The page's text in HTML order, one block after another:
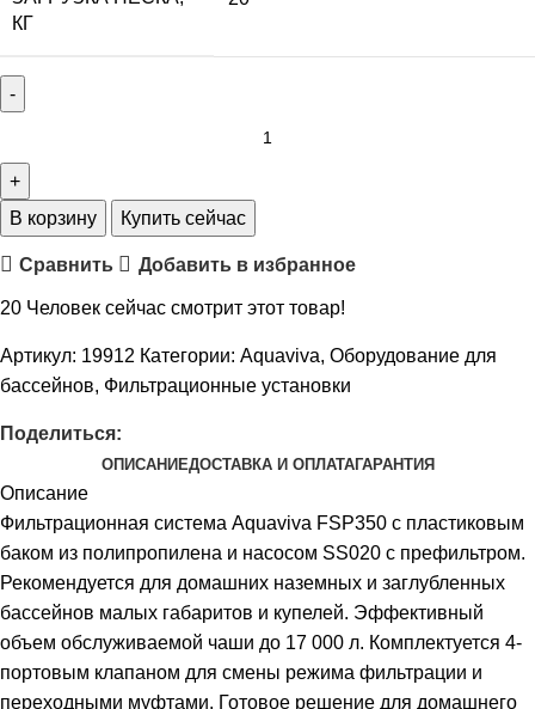
КГ
В корзину Купить сейчас
Сравнить Добавить в избранное
20 Человек сейчас смотрит этот товар!
Артикул: 19912 Категории: Aquaviva, Оборудование для
бассейнов, Фильтрационные установки
Поделиться:
ОПИСАНИЕДОСТАВКА И ОПЛАТАГАРАНТИЯ
Описание
Фильтрационная система Aquaviva FSP350 c пластиковым
баком из полипропилена и насосом SS020 с префильтром.
Рекомендуется для домашних наземных и заглубленных
бассейнов малых габаритов и купелей. Эффективный
объем обслуживаемой чаши до 17 000 л. Комплектуется 4-
портовым клапаном для смены режима фильтрации и
переходными муфтами. Готовое решение для домашнего